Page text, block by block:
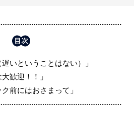
遅いということはない）」
歓迎！！」
ク前にはおさまって」